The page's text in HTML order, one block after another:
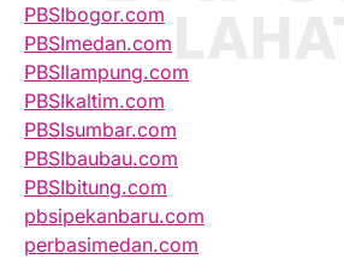
PBSIbogor.com
PBSImedan.com
PBSIlampung.com
PBSIkaltim.com
PBSIsumbar.com
PBSIbaubau.com
PBSIbitung.com
pbsipekanbaru.com
perbasimedan.com